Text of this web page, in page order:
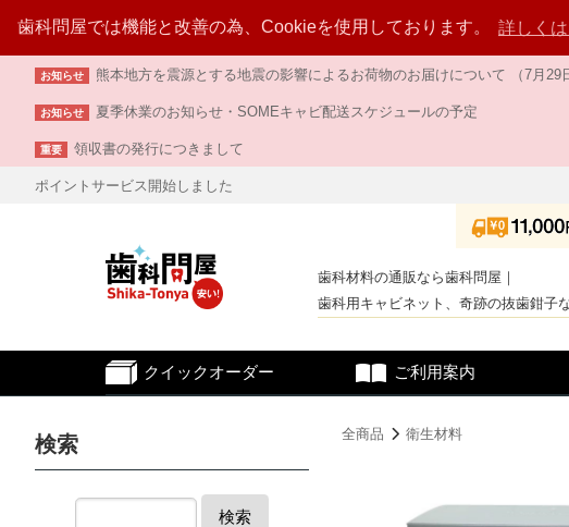
歯科問屋では機能と改善の為、Cookieを使用しております。 詳しく
お知らせ 熊本地方を震源とする地震の影響によるお荷物のお届けについて （7月29
お知らせ 夏季休業のお知らせ・SOMEキャビ配送スケジュールの予定
重要 領収書の発行につきまして
ポイントサービス開始しました
歯科材料の通販なら歯科問屋｜
歯科用キャビネット、奇跡の抜歯鉗子
クイックオーダー ご利用案内
全商品 衛生材料
検索
検索